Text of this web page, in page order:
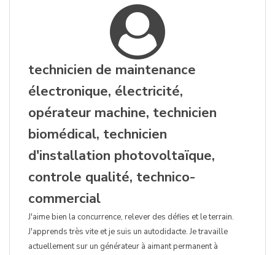
technicien de maintenance
électronique, électricité,
opérateur machine, technicien
biomédical, technicien
d'installation photovoltaïque,
controle qualité, technico-
commercial
J'aime bien la concurrence, relever des défies et le terrain.
J'apprends très vite et je suis un autodidacte. Je travaille
actuellement sur un générateur à aimant permanent à